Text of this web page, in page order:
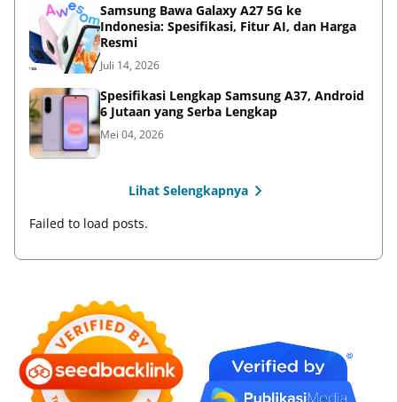
Samsung Bawa Galaxy A27 5G ke
Indonesia: Spesifikasi, Fitur AI, dan Harga
Resmi
Juli 14, 2026
Spesifikasi Lengkap Samsung A37, Android
6 Jutaan yang Serba Lengkap
Mei 04, 2026
Lihat Selengkapnya
Failed to load posts.